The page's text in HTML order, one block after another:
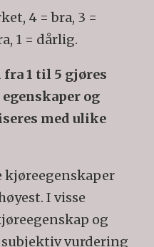
4 = bra, 3 =
1 = dårlig.
1 til 5 gjøres
og
med ulike
kjøreegenskaper
I visse
og
vurdering